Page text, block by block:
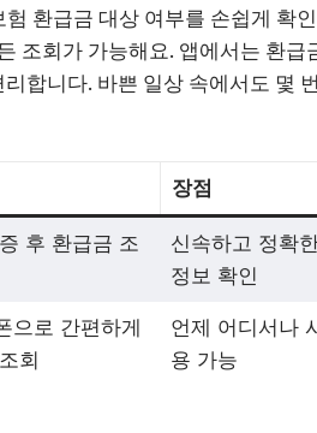
환급금 대상 여부를 손쉽게 확
조회가 가능해요. 앱에서는 환
합니다. 바쁜 일상 속에서도 몇
장점
후 환급금 조
신속하고 정확
정보 확인
으로 간편하게
회
언제 어디서나
용 가능